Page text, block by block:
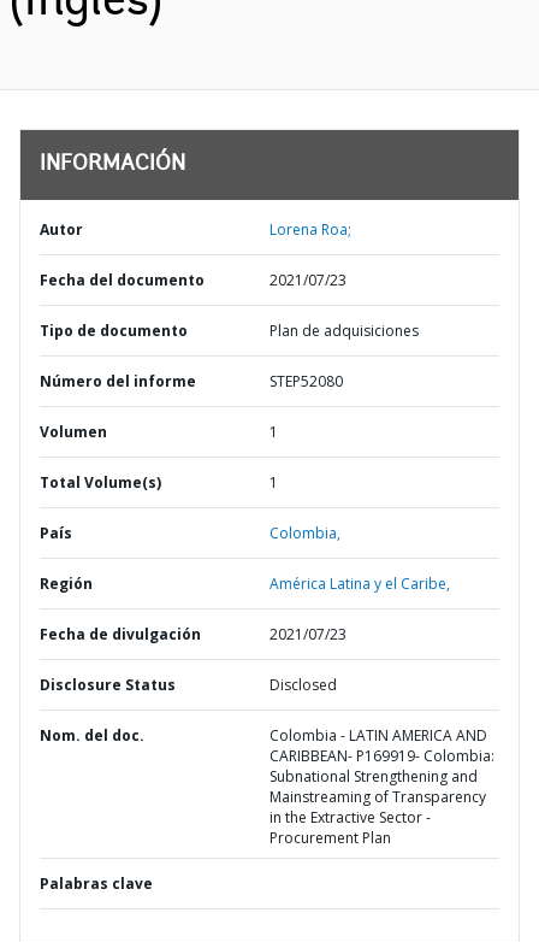
INFORMACIÓN
Autor Lorena Roa;
Fecha del documento 2021/07/23
Tipo de documento Plan de adquisiciones
Número del informe STEP52080
Volumen 1
Total Volume(s) 1
País Colombia,
Región América Latina y el Caribe,
Fecha de divulgación 2021/07/23
Disclosure Status Disclosed
Nom. del doc.
Colombia - LATIN AMERICA AND
CARIBBEAN- P169919- Colombia:
Subnational Strengthening and
Mainstreaming of Transparency
in the Extractive Sector -
Procurement Plan
Palabras clave